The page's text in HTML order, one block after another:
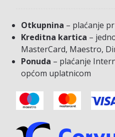
Otkupnina – plaćanje
Kreditna kartica –
MasterCard, Maestro,
Ponuda – plaćanje
općom uplatnicom